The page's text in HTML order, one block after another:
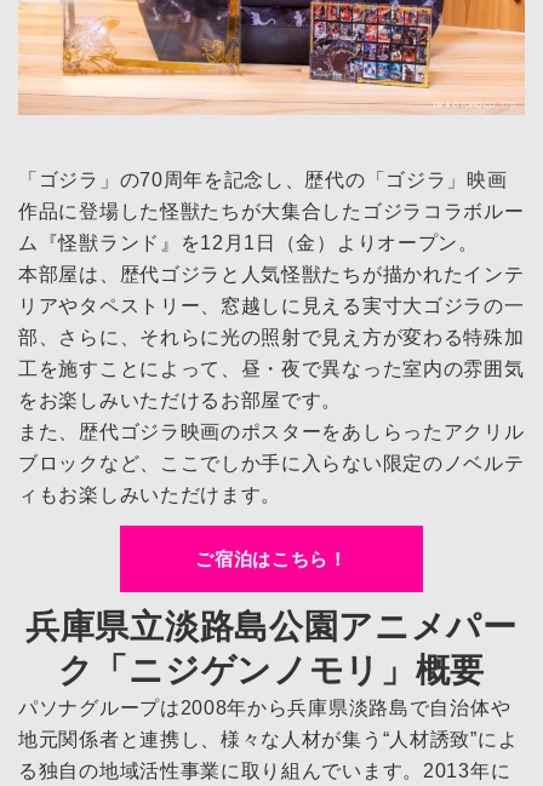
「ゴジラ」の70周年を記念し、歴代の「ゴジラ」映画
作品に登場した怪獣たちが大集合したゴジラコラボルー
ム『怪獣ランド』を12月1日（金）よりオープン。
本部屋は、歴代ゴジラと人気怪獣たちが描かれたインテ
リアやタペストリー、窓越しに見える実寸大ゴジラの一
部、さらに、それらに光の照射で見え方が変わる特殊加
工を施すことによって、昼・夜で異なった室内の雰囲気
をお楽しみいただけるお部屋です。
また、歴代ゴジラ映画のポスターをあしらったアクリル
ブロックなど、ここでしか手に入らない限定のノベルテ
ィもお楽しみいただけます。
ご宿泊はこちら！
兵庫県立淡路島公園アニメパー
ク「ニジゲンノモリ」概要
パソナグループは2008年から兵庫県淡路島で自治体や
地元関係者と連携し、様々な人材が集う“人材誘致”によ
る独自の地域活性事業に取り組んでいます。2013年に